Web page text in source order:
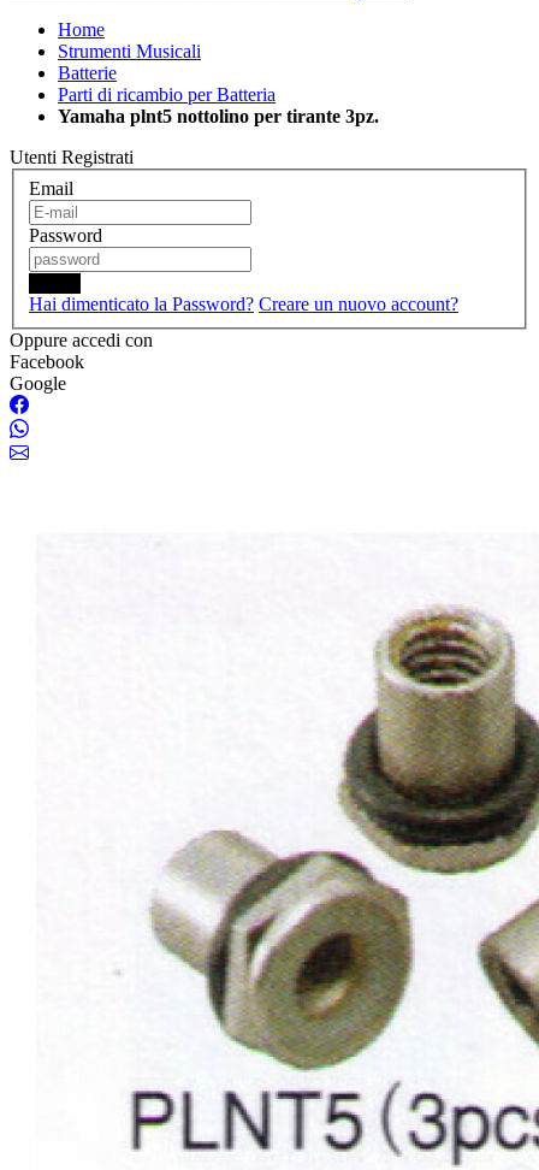
Home
Strumenti Musicali
Batterie
Parti di ricambio per Batteria
Yamaha plnt5 nottolino per tirante 3pz.
Utenti Registrati
Email
Password
Hai dimenticato la Password? Creare un nuovo account?
Oppure accedi con
Facebook
Google